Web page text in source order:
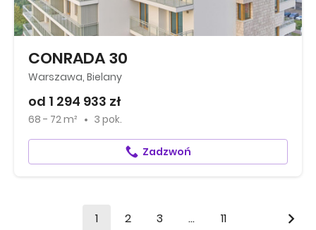
CONRADA 30
Warszawa, Bielany
od 1 294 933 zł
68 - 72 m² 3 pok.
Zadzwoń
1 2 3 ... 11